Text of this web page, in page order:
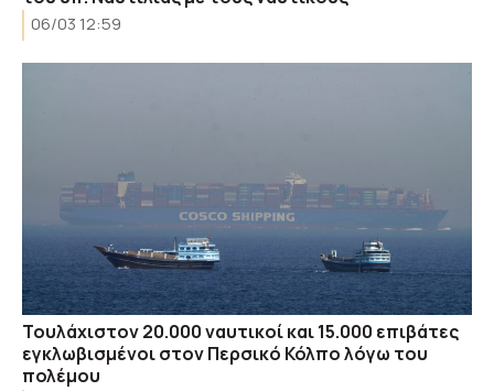
06/03 12:59
Τουλάχιστον 20.000 ναυτικοί και 15.000 επιβάτες
εγκλωβισμένοι στον Περσικό Κόλπο λόγω του
πολέμου